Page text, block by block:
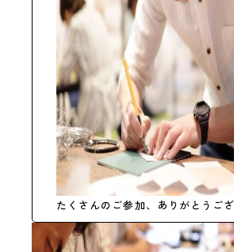
たくさんのご参加、ありがとうご